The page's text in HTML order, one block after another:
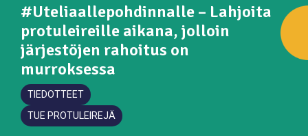
#Uteliaallepohdinnalle – Lahjoita
protuleireille aikana, jolloin
järjestöjen rahoitus on
murroksessa
TIEDOTTEET
TUE PROTULEIREJÄ